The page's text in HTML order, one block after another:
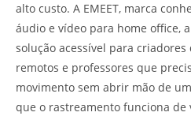
alto custo. A EMEET, marca
áudio e vídeo para home office,
solução acessível para
remotos e professores que
movimento sem abrir mão de
que o rastreamento funciona de